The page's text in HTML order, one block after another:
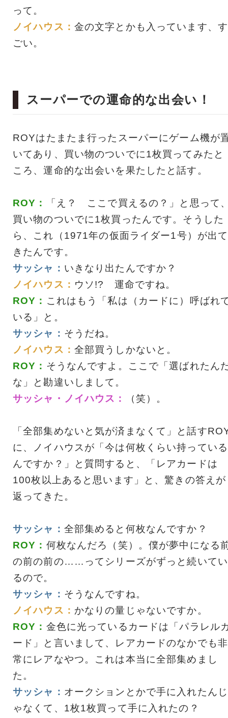
って。
ノイハウス： 金の文字とかも入っています、す
ごい。
スーパーでの運命的な出会い！
ROYはたまたま行ったスーパーにゲーム機が
いてあり、買い物のついでに1枚買ってみたと
ころ、運命的な出会いを果たしたと話す。
ROY：
「え？ ここで買えるの？」と思って
買い物のついでに1枚買ったんです。そうした
ら、これ（1971年の仮面ライダー1号）が出て
きたんです。
サッシャ： いきなり出たんですか？
ノイハウス： ウソ!? 運命ですね。
ROY： これはもう「私は（カードに）呼ばれ
いる」と。
サッシャ： そうだね。
ノイハウス： 全部買うしかないと。
ROY： そうなんですよ。ここで「選ばれたん
な」と勘違いしまして。
サッシャ・ノイハウス：
（笑）。
「全部集めないと気が済まなくて」と話す
に、ノイハウスが「今は何枚くらい持っている
んですか？」と質問すると、「レアカードは
100枚以上あると思います」と、驚きの答えが
返ってきた。
サッシャ： 全部集めると何枚なんですか？
ROY： 何枚なんだろ（笑）。僕が夢中になる
の前の前の……ってシリーズがずっと続いてい
るので。
サッシャ： そうなんですね。
ノイハウス： かなりの量じゃないですか。
ROY： 金色に光っているカードは「パラレル
ード」と言いまして、レアカードのなかでも非
常にレアなやつ。これは本当に全部集めまし
た。
サッシャ： オークションとかで手に入れたんじ
ゃなくて、1枚1枚買って手に入れたの？